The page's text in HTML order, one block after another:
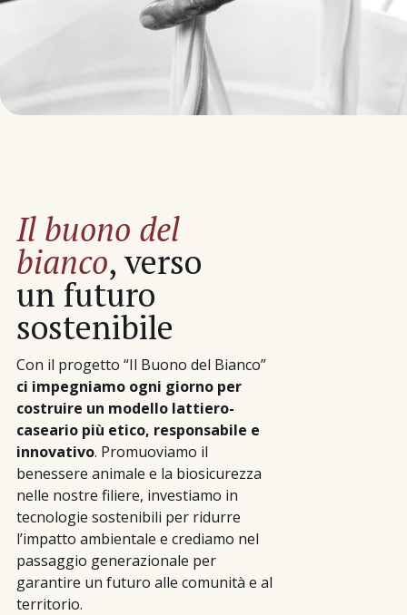
Il buono del
bianco, verso
un futuro
sostenibile
Con il progetto “Il Buono del Bianco”
ci impegniamo ogni giorno per
costruire un modello lattiero-
caseario più etico, responsabile e
innovativo. Promuoviamo il
benessere animale e la biosicurezza
nelle nostre filiere, investiamo in
tecnologie sostenibili per ridurre
l’impatto ambientale e crediamo nel
passaggio generazionale per
garantire un futuro alle comunità e al
territorio.